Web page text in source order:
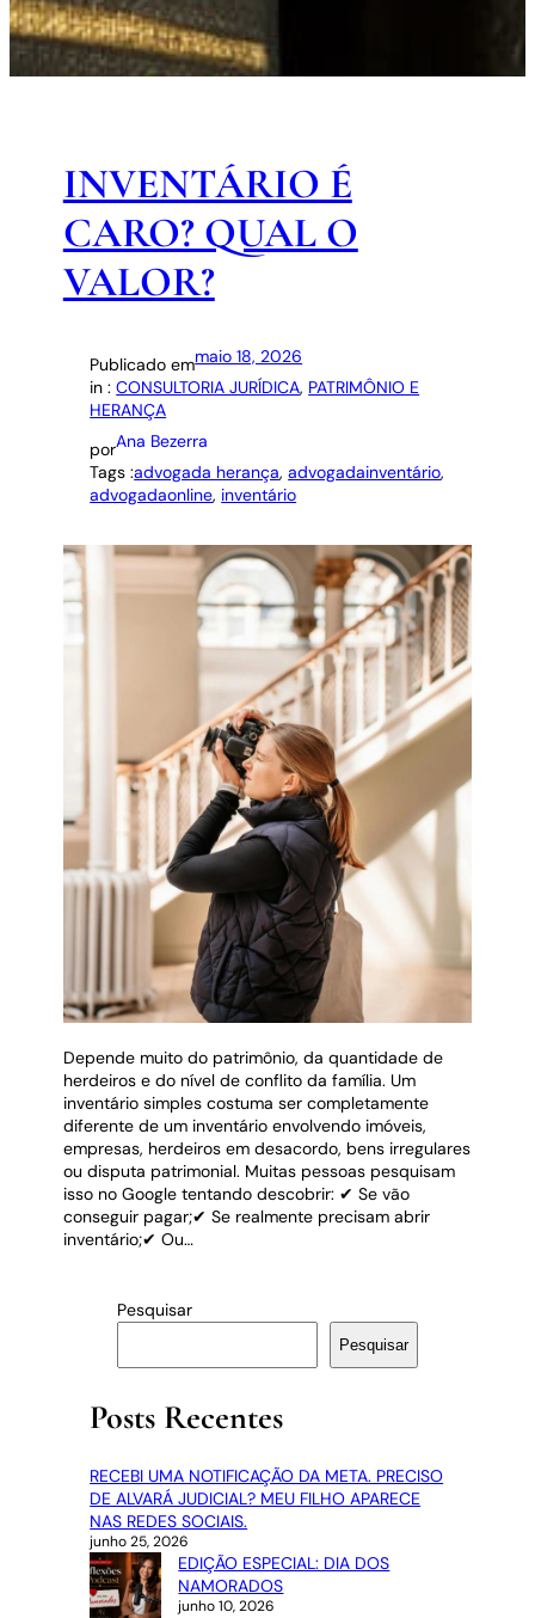
INVENTÁRIO É
CARO? QUAL O
VALOR?
Publicado emmaio 18, 2026
in :CONSULTORIA JURÍDICA, PATRIMÔNIO E
HERANÇA
porAna Bezerra
Tags :advogada herança, advogadainventário
advogadaonline, inventário
Depende muito do patrimônio, da quantidade de
herdeiros e do nível de conflito da família. Um
inventário simples costuma ser completamente
diferente de um inventário envolvendo imóveis,
empresas, herdeiros em desacordo, bens irregulares
ou disputa patrimonial. Muitas pessoas pesquisam
isso no Google tentando descobrir: ✔ Se vão
conseguir pagar;✔ Se realmente precisam abrir
inventário;✔ Ou…
Pesquisar
Pesquisar
Posts Recentes
RECEBI UMA NOTIFICAÇÃO DA META. PRECISO
DE ALVARÁ JUDICIAL? MEU FILHO APARECE
NAS REDES SOCIAIS.
junho 25, 2026
EDIÇÃO ESPECIAL: DIA DOS
NAMORADOS
junho 10, 2026